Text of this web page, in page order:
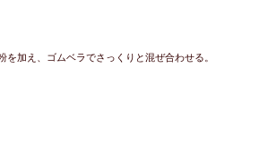
を加え、ゴムベラでさっくりと混ぜ合わせる。